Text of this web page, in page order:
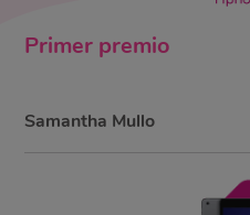
Primer premio
Samantha Mullo